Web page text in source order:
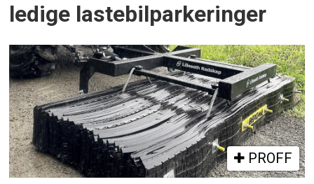
ledige lastebilparkeringer
PROFF